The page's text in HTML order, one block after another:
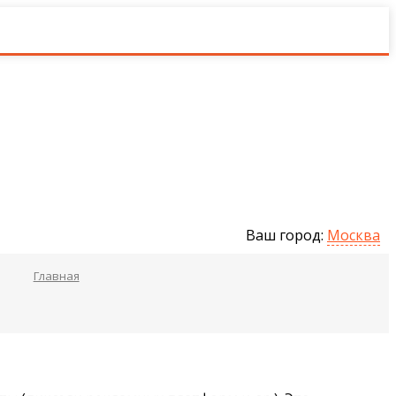
Ваш город: Москва
Главная